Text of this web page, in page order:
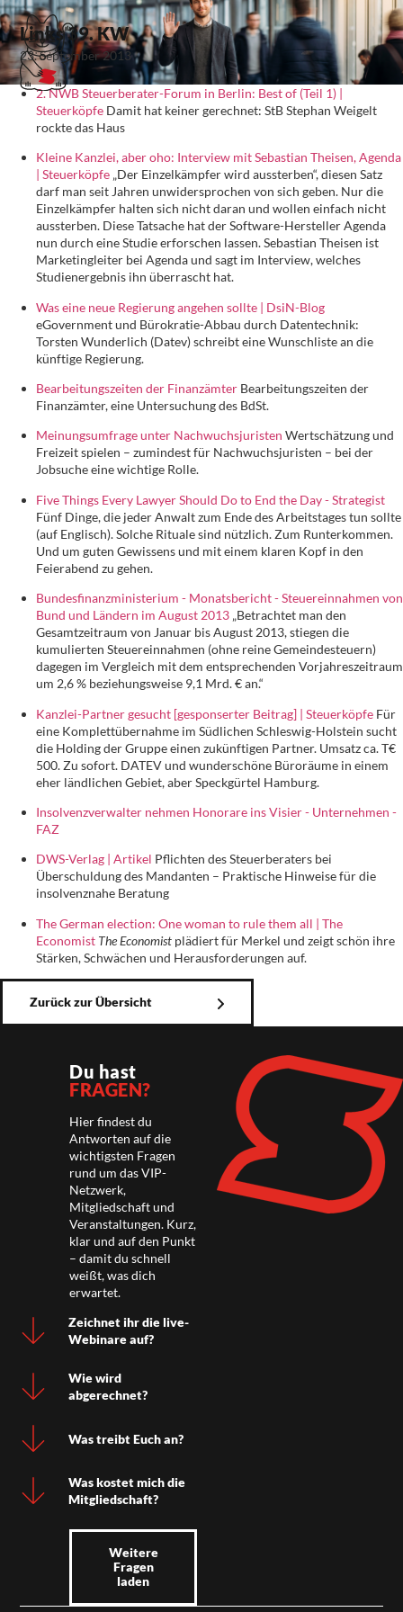
Links 39. KW
23. September 2013
2. NWB Steuerberater-Forum in Berlin: Best of (Teil 1) |
Steuerköpfe Damit hat keiner gerechnet: StB Stephan Weigelt
rockte das Haus
Kleine Kanzlei, aber oho: Interview mit Sebastian Theisen, Agenda
| Steuerköpfe „Der Einzelkämpfer wird aussterben“, diesen Satz
darf man seit Jahren unwidersprochen von sich geben. Nur die
Einzelkämpfer halten sich nicht daran und wollen einfach nicht
aussterben. Diese Tatsache hat der Software-Hersteller Agenda
nun durch eine Studie erforschen lassen. Sebastian Theisen ist
Marketingleiter bei Agenda und sagt im Interview, welches
Studienergebnis ihn überrascht hat.
Was eine neue Regierung angehen sollte | DsiN-Blog
eGovernment und Bürokratie-Abbau durch Datentechnik:
Torsten Wunderlich (Datev) schreibt eine Wunschliste an die
künftige Regierung.
Bearbeitungszeiten der Finanzämter Bearbeitungszeiten der
Finanzämter, eine Untersuchung des BdSt.
Meinungsumfrage unter Nachwuchsjuristen Wertschätzung und
Freizeit spielen – zumindest für Nachwuchsjuristen – bei der
Jobsuche eine wichtige Rolle.
Five Things Every Lawyer Should Do to End the Day - Strategist
Fünf Dinge, die jeder Anwalt zum Ende des Arbeitstages tun sollte
(auf Englisch). Solche Rituale sind nützlich. Zum Runterkommen.
Und um guten Gewissens und mit einem klaren Kopf in den
Feierabend zu gehen.
Bundesfinanzministerium - Monatsbericht - Steuereinnahmen von
Bund und Ländern im August 2013 „Betrachtet man den
Gesamtzeitraum von Januar bis August 2013, stiegen die
kumulierten Steuereinnahmen (ohne reine Gemeindesteuern)
dagegen im Vergleich mit dem entsprechenden Vorjahreszeitraum
um 2,6 % beziehungsweise 9,1 Mrd. € an.“
Kanzlei-Partner gesucht [gesponserter Beitrag] | Steuerköpfe Für
eine Komplettübernahme im Südlichen Schleswig-Holstein sucht
die Holding der Gruppe einen zukünftigen Partner. Umsatz ca. T€
500. Zu sofort. DATEV und wunderschöne Büroräume in einem
eher ländlichen Gebiet, aber Speckgürtel Hamburg.
Insolvenzverwalter nehmen Honorare ins Visier - Unternehmen -
FAZ
DWS-Verlag | Artikel Pflichten des Steuerberaters bei
Überschuldung des Mandanten – Praktische Hinweise für die
insolvenznahe Beratung
The German election: One woman to rule them all | The
Economist The Economist plädiert für Merkel und zeigt schön ihre
Stärken, Schwächen und Herausforderungen auf.
Zurück zur Übersicht
Du hast
FRAGEN?
Hier findest du
Antworten auf die
wichtigsten Fragen
rund um das VIP-
Netzwerk,
Mitgliedschaft und
Veranstaltungen. Kurz,
klar und auf den Punkt
– damit du schnell
weißt, was dich
erwartet.
Zeichnet ihr die live-
Webinare auf?
Wie wird
abgerechnet?
Was treibt Euch an?
Was kostet mich die
Mitgliedschaft?
Weitere
Fragen
laden